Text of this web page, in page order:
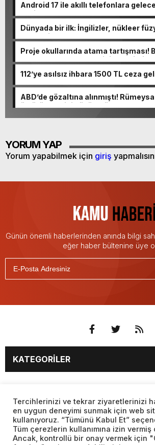
Android 17 ile akıllı telefonlara
belli oldu
Dünyada bir ilk: İngilizler, nükleer
ateşledi
Proje okullarında atama tartışması!
“Sıkıntı yaşanmaması için takvimi
112’ye asılsız ihbara 1500 TL ceza
ABD’de gözaltına alınmıştı!
öldürüleceğini düşünmüş
YORUM YAP
Yorum yapabilmek için giriş
Günün önemli haberlerinden anında bilgi
eğer haber bültenine üye
KATEGORİLER
EĞİTİM
SAĞLIK
YAŞAM
SPOR
MAGAZİN
KÜLTÜR
TEKNOLOJİ
DÜNYA
SAYFALAR
BURÇLAR
CANLI
CANLI SONUÇLAR
CANLI TV
Web sitemizde yer alan haber içerikleri
Tercihlerinizi ve tekrar ziyaretlerinizi
en uygun deneyimi sunmak için web
kullanıyoruz. “Tümünü Kabul Et”
Tüm çerezlerin kullanımına izin vermiş
Ancak, kontrollü bir onay vermek için